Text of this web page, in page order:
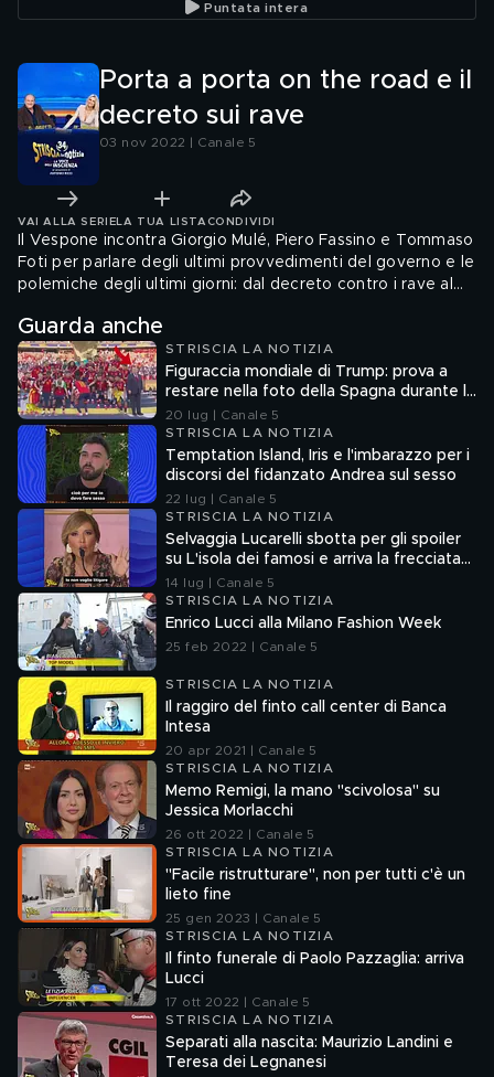
Puntata intera
Porta a porta on the road e il
decreto sui rave
03 nov 2022 | Canale 5
VAI ALLA SERIE LA TUA LISTA CONDIVIDI
Il Vespone incontra Giorgio Mulé, Piero Fassino e Tommaso
Foti per parlare degli ultimi provvedimenti del governo e le
polemiche degli ultimi giorni: dal decreto contro i rave al
Guarda anche
STRISCIA LA NOTIZIA
Figuraccia mondiale di Trump: prova a
restare nella foto della Spagna durante la
premiazione
20 lug | Canale 5
STRISCIA LA NOTIZIA
Temptation Island, Iris e l'imbarazzo per i
discorsi del fidanzato Andrea sul sesso
22 lug | Canale 5
STRISCIA LA NOTIZIA
Selvaggia Lucarelli sbotta per gli spoiler
su L'isola dei famosi e arriva la frecciata
di Fedez
14 lug | Canale 5
STRISCIA LA NOTIZIA
Enrico Lucci alla Milano Fashion Week
25 feb 2022 | Canale 5
STRISCIA LA NOTIZIA
Il raggiro del finto call center di Banca
Intesa
20 apr 2021 | Canale 5
STRISCIA LA NOTIZIA
Memo Remigi, la mano "scivolosa" su
Jessica Morlacchi
26 ott 2022 | Canale 5
STRISCIA LA NOTIZIA
"Facile ristrutturare", non per tutti c'è un
lieto fine
25 gen 2023 | Canale 5
STRISCIA LA NOTIZIA
Il finto funerale di Paolo Pazzaglia: arriva
Lucci
17 ott 2022 | Canale 5
STRISCIA LA NOTIZIA
Separati alla nascita: Maurizio Landini e
Teresa dei Legnanesi